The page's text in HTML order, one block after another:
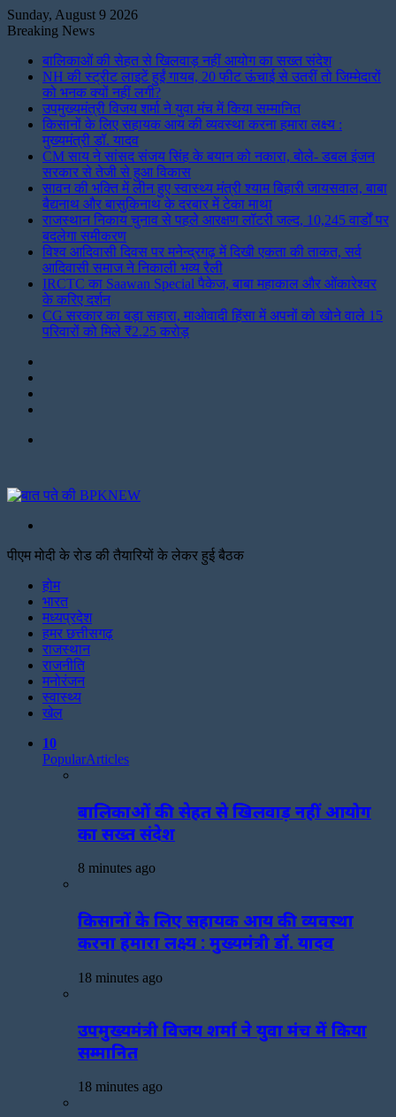
Sunday, August 9 2026
Breaking News
बालिकाओं की सेहत से खिलवाड़ नहीं आयोग का सख्त संदेश
NH की स्ट्रीट लाइटें हुईं गायब, 20 फीट ऊंचाई से उतरीं तो जिम्मेदारों
को भनक क्यों नहीं लगी?
उपमुख्यमंत्री विजय शर्मा ने युवा मंच में किया सम्मानित
किसानों के लिए सहायक आय की व्यवस्था करना हमारा लक्ष्य :
मुख्यमंत्री डॉ. यादव
CM साय ने सांसद संजय सिंह के बयान को नकारा, बोले- डबल इंजन
सरकार से तेजी से हुआ विकास
सावन की भक्ति में लीन हुए स्वास्थ्य मंत्री श्याम बिहारी जायसवाल, बाबा
बैद्यनाथ और बासुकिनाथ के दरबार में टेका माथा
राजस्थान निकाय चुनाव से पहले आरक्षण लॉटरी जल्द, 10,245 वार्डों पर
बदलेगा समीकरण
विश्व आदिवासी दिवस पर मनेन्द्रगढ़ में दिखी एकता की ताकत, सर्व
आदिवासी समाज ने निकाली भव्य रैली
IRCTC का Saawan Special पैकेज, बाबा महाकाल और ओंकारेश्वर
के करिए दर्शन
CG सरकार का बड़ा सहारा, माओवादी हिंसा में अपनों को खोने वाले 15
परिवारों को मिले ₹2.25 करोड़
पीएम मोदी के रोड की तैयारियों के लेकर हुई बैठक
होम
भारत
मध्यप्रदेश
हमर छत्तीसगढ़
राजस्थान
राजनीति
मनोरंजन
स्वास्थ्य
खेल
10
PopularArticles
बालिकाओं की सेहत से खिलवाड़ नहीं आयोग
का सख्त संदेश
8 minutes ago
किसानों के लिए सहायक आय की व्यवस्था
करना हमारा लक्ष्य : मुख्यमंत्री डॉ. यादव
18 minutes ago
उपमुख्यमंत्री विजय शर्मा ने युवा मंच में किया
सम्मानित
18 minutes ago